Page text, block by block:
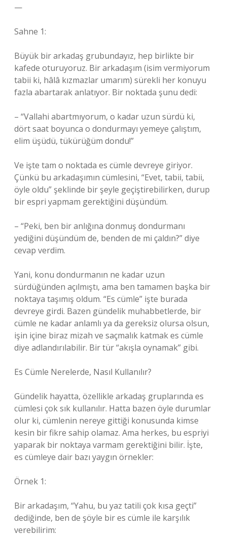
—
Sahne 1:
Büyük bir arkadaş grubundayız, hep birlikte bir
kafede oturuyoruz. Bir arkadaşım (isim vermiyorum
tabii ki, hâlâ kızmazlar umarım) sürekli her konuyu
fazla abartarak anlatıyor. Bir noktada şunu dedi:
– “Vallahi abartmıyorum, o kadar uzun sürdü ki,
dört saat boyunca o dondurmayı yemeye çalıştım,
elim üşüdü, tükürüğüm dondu!”
Ve işte tam o noktada es cümle devreye giriyor.
Çünkü bu arkadaşımın cümlesini, “Evet, tabii, tabii,
öyle oldu” şeklinde bir şeyle geçiştirebilirken, durup
bir espri yapmam gerektiğini düşündüm.
– “Peki, ben bir anlığına donmuş dondurmanı
yediğini düşündüm de, benden de mi çaldın?” diye
cevap verdim.
Yani, konu dondurmanın ne kadar uzun
sürdüğünden açılmıştı, ama ben tamamen başka bir
noktaya taşımış oldum. “Es cümle” işte burada
devreye girdi. Bazen gündelik muhabbetlerde, bir
cümle ne kadar anlamlı ya da gereksiz olursa olsun,
işin içine biraz mizah ve saçmalık katmak es cümle
diye adlandırılabilir. Bir tür “akışla oynamak” gibi.
Es Cümle Nerelerde, Nasıl Kullanılır?
Gündelik hayatta, özellikle arkadaş gruplarında es
cümlesi çok sık kullanılır. Hatta bazen öyle durumlar
olur ki, cümlenin nereye gittiği konusunda kimse
kesin bir fikre sahip olamaz. Ama herkes, bu espriyi
yaparak bir noktaya varmam gerektiğini bilir. İşte,
es cümleye dair bazı yaygın örnekler:
Örnek 1:
Bir arkadaşım, “Yahu, bu yaz tatili çok kısa geçti”
dediğinde, ben de şöyle bir es cümle ile karşılık
verebilirim: